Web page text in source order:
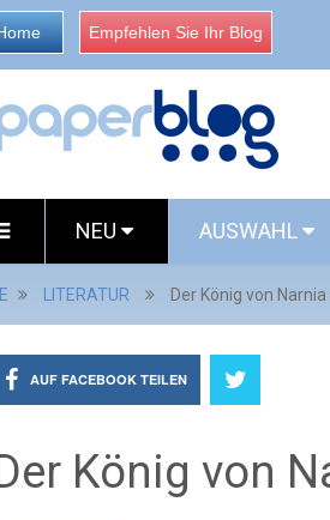
Empfehlen Sie Ihr Blog
NEU AUSWAHL
LITERATUR Der König von Narnia
AUF FACEBOOK TEILEN
König von